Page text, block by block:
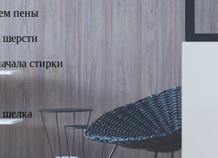
пены
стирки
шелка